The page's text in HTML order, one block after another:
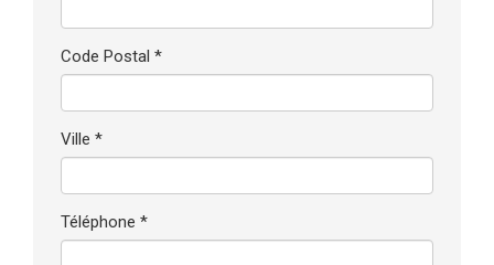
Code Postal *
Ville *
Téléphone *